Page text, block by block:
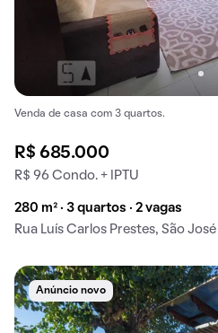
Venda de casa com 3 quartos.
R$ 685.000
R$ 96 Condo. + IPTU
280 m² · 3 quartos · 2 vagas
Rua Luís Carlos Prestes, São José
Anúncio novo